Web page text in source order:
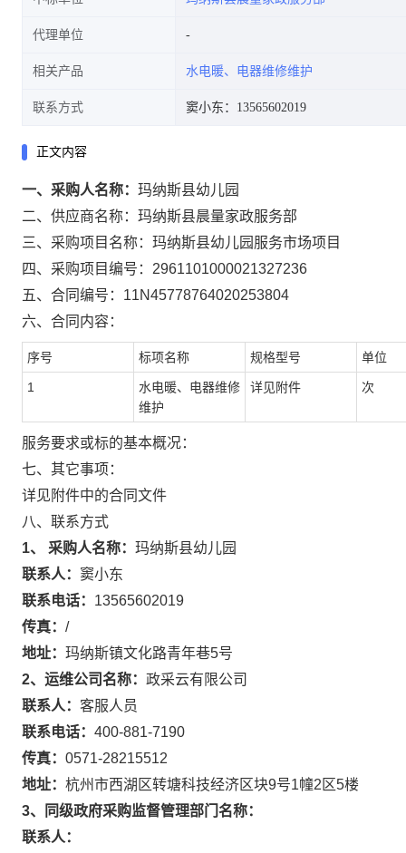
代理单位
相关产品 水电暖、电器维修维护
联系方式 窦小东：13565602019
正文内容
一、采购人名称： 玛纳斯县幼儿园
二、供应商名称： 玛纳斯县晨量家政服务部
三、采购项目名称： 玛纳斯县幼儿园服务市场项目
四、采购项目编号： 2961101000021327236
五、合同编号： 11N45778764020253804
六、合同内容：
序号 标项名称 规格型号 单位
1
水电暖、电器维修
维护
详见附件 次
服务要求或标的基本概况：
七、其它事项：
详见附件中的合同文件
八、联系方式
1、 采购人名称： 玛纳斯县幼儿园
联系人： 窦小东
联系电话： 13565602019
传真： /
地址： 玛纳斯镇文化路青年巷5号
2、运维公司名称： 政采云有限公司
联系人： 客服人员
联系电话： 400-881-7190
传真： 0571-28215512
地址： 杭州市西湖区转塘科技经济区块9号1幢2区5楼
3、同级政府采购监督管理部门名称：
联系人：